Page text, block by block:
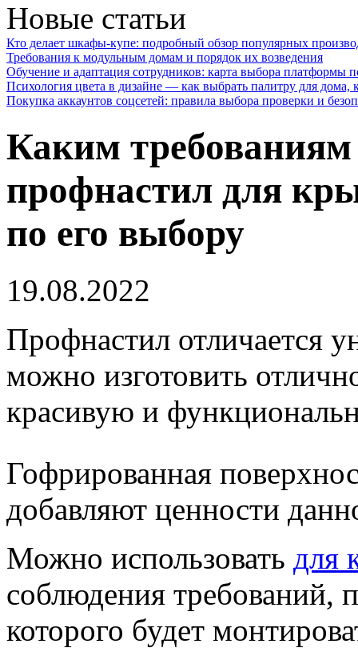
Новые статьи
Кто делает шкафы-купе: подробный обзор популярных
Требования к модульным домам и порядок их возведения
Обучение и адаптация сотрудников: карта выбора платформы
Психология цвета в дизайне — как выбрать палитру для дома,
Покупка аккаунтов соцсетей: правила выбора проверки и
Каким требованиям
профнастил для
по его выбору
19.08.2022
Профнастил отличается
можно изготовить
красивую и
Гофрированная
добавляют ценности
Можно использовать для
соблюдения требований,
которого будет